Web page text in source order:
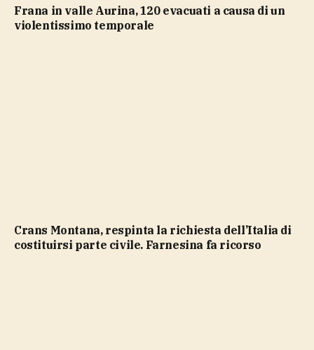
Frana in valle Aurina, 120 evacuati a causa di un
violentissimo temporale
Crans Montana, respinta la richiesta dell’Italia di
costituirsi parte civile. Farnesina fa ricorso